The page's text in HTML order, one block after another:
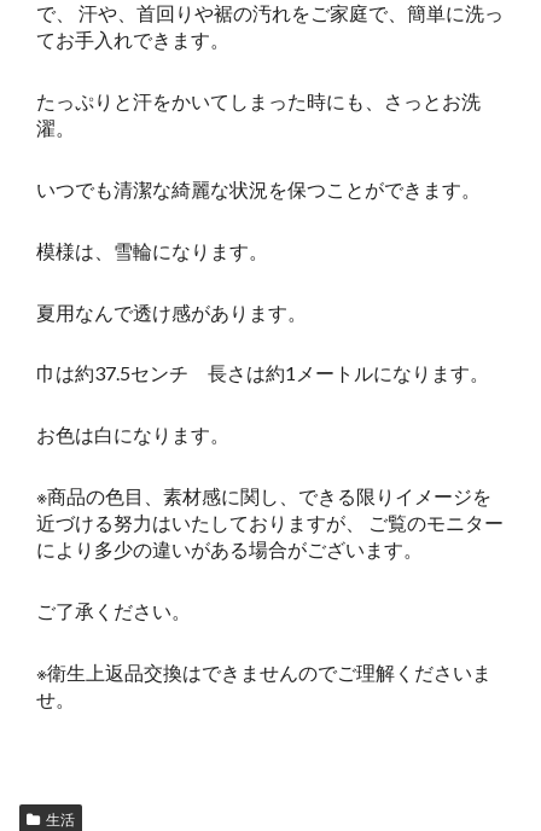
で、 汗や、首回りや裾の汚れをご家庭で、簡単に洗っ
てお手入れできます。
たっぷりと汗をかいてしまった時にも、さっとお洗
濯。
いつでも清潔な綺麗な状況を保つことができます。
模様は、雪輪になります。
夏用なんで透け感があります。
巾は約37.5センチ 長さは約1メートルになります。
お色は白になります。
※商品の色目、素材感に関し、できる限りイメージを
近づける努力はいたしておりますが、 ご覧のモニター
により多少の違いがある場合がございます。
ご了承ください。
※衛生上返品交換はできませんのでご理解くださいま
せ。
生活